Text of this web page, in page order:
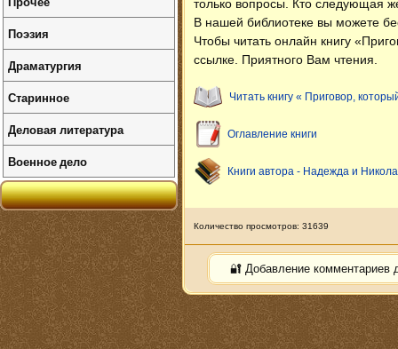
только вопросы. Кто следующая
В нашей библиотеке вы можете
Чтобы читать онлайн книгу
ссылке. Приятного Вам чтения.
Читать книгу « Приговор,
Оглавление книги
Книги автора - Надежда и
Количество просмотров: 31639
🔐 Добавление комментариев
Поэзия
Драматургия
Старинное
Деловая литература
Военное дело